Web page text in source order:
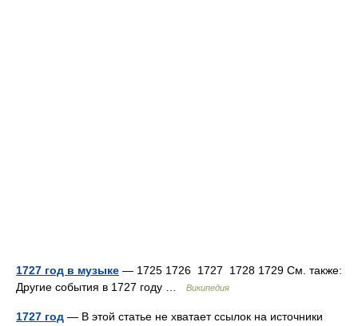
1727 год в музыке — 1725 1726 1727 1728 1729 См. также:
Другие события в 1727 году …
Википедия
1727 год — В этой статье не хватает ссылок на источники